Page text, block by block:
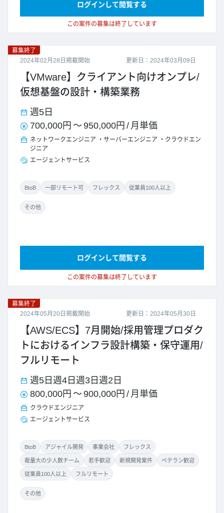
この案件の募集は終了しています
ログインして閲覧する
更新日：2024年03月09日
募集終了
2024年02月28日掲載開始
【VMware】クライアント向けオンプレ/
仮想基盤の設計・構築業務
週5日
700,000円 ～ 950,000円 / 月単価
ネットワークエンジニア サーバーエンジニア
クラウドエン
ジニア
エージェントサービス
BtoB 一部リモート可 フレックス 従業員100人以上
その他
この案件の募集は終了しています
ログインして閲覧する
更新日：2024年05月30日
募集終了
2024年05月20日掲載開始
【AWS/ECS】7月開始/採用管理プロダク
トにおけるインフラ設計構築・保守運用/
フルリモート
週5日 週4日 週3日 週2日
800,000円 ～ 900,000円 / 月単価
クラウドエンジニア
エージェントサービス
BtoB アジャイル開発 事業会社 フレックス
裁量大の少人数チーム 若手歓迎 新規開発案件 ベテラン歓迎
従業員100人以上 フルリモート
その他